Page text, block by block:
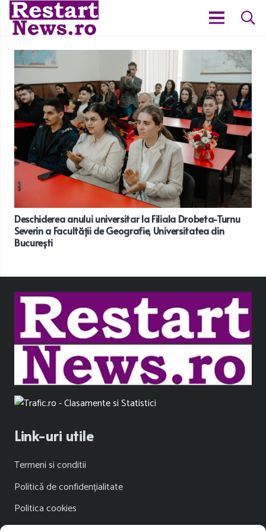
Deschiderea anului universitar la Filiala Drobeta-Turnu
Severin a Facultății de Geografie, Universitatea din
București
Link-uri utile
Termeni si conditii
Politică de confidențialitate
Politica cookies